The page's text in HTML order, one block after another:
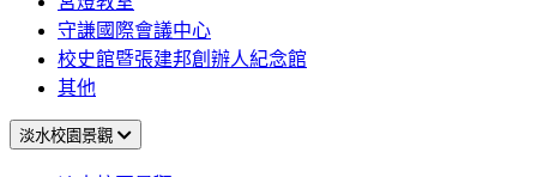
守謙國際會議中心
校史館暨張建邦創辦人紀念館
其他
淡水校園景觀